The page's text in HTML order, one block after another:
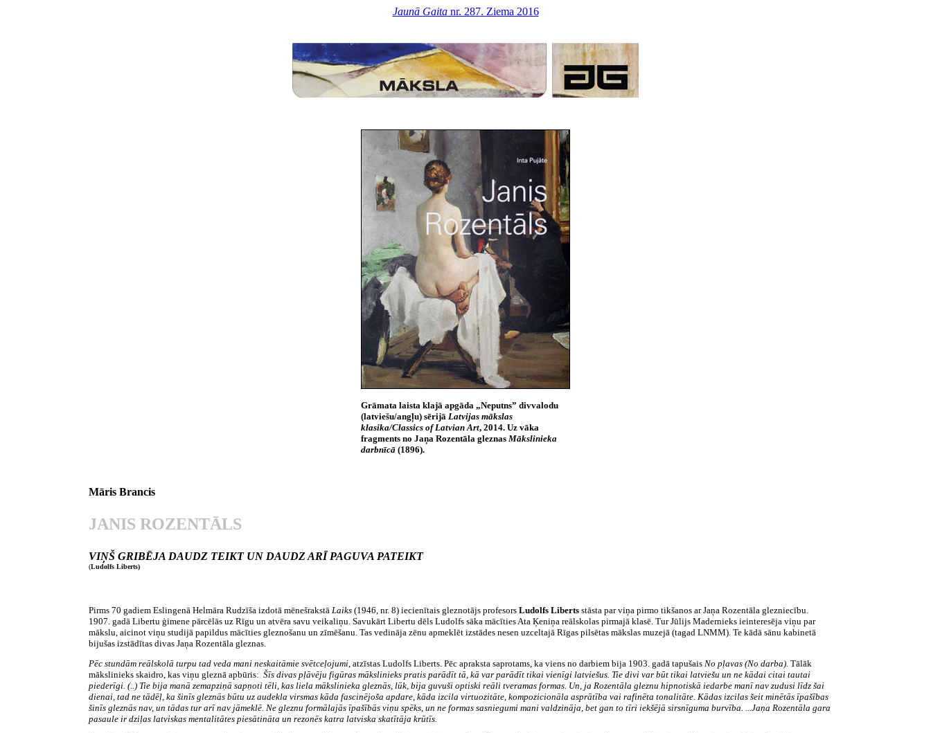
Jaunā Gaitanr. 287. Ziema 2016
Grāmata laista klajā apgāda „Neputns” divvalodu
(latviešu/angļu) sērijā Latvijas mākslas
klasika/Classics of Latvian Art, 2014. Uz vāka
fragments no Jaņa Rozentāla gleznas Mākslinieka
darbnīcā (1896).
Māris Brancis
JANIS ROZENTĀLS
VIŅŠ GRIBĒJA DAUDZ TEIKT UN DAUDZ ARĪ PAGUVA PATEIKT
(Ludolfs Liberts)
Pirms 70 gadiem Eslingenā Helmāra Rudzīša izdotā mēnešrakstā Laiks (1946, nr. 8) iecienītais gleznotājs profesors Ludolfs Liberts stāsta par viņa pirmo tikšanos ar Jaņa Rozentāla glezniecību.
1907. gadā Libertu ģimene pārcēlās uz Rīgu un atvēra savu veikaliņu. Savukārt Libertu dēls Ludolfs sāka mācīties Ata Ķeniņa reālskolas pirmajā klasē. Tur Jūlijs Madernieks ieinteresēja viņu par
mākslu, aicinot viņu studijā papildus mācīties gleznošanu un zīmēšanu. Tas vedināja zēnu apmeklēt izstādes nesen uzceltajā Rīgas pilsētas mākslas muzejā (tagad LNMM). Te kādā sānu kabinetā
bijušas izstādītas divas Jaņa Rozentāla gleznas.
Pēc stundām reālskolā turpu tad veda mani neskaitāmie svētceļojumi, atzīstas Ludolfs Liberts. Pēc apraksta saprotams, ka viens no darbiem bija 1903. gadā tapušais No pļavas (No darba). Tālāk
mākslinieks skaidro, kas viņu gleznā apbūris: Šīs divas pļāvēju figūras mākslinieks pratis parādīt tā, kā var parādīt tikai vienīgi latviešus. Tie divi var būt tikai latviešu un ne kādai citai tautai
piederīgi. (..) Tie bija manā zemapziņā sapņoti tēli, kas liela mākslinieka gleznās, lūk, bija guvuši optiski reāli tveramas formas. Un, ja Rozentāla gleznu hipnotiskā iedarbe manī nav zudusi līdz šai
dienai, tad ne tādēļ, ka šinīs gleznās būtu uz audekla virsmas kāda fascinējoša apdare, kāda izcila virtuozitāte, kompozicionāla asprātība vai rafinēta tonalitāte. Kādas izcilas šeit minētās īpašības
šinīs gleznās nav, un tādas tur arī nav jāmeklē. Ne gleznu formālajās īpašībās viņu spēks, un ne formas sasniegumi mani valdzināja, bet gan to tīri iekšējā sirsnīguma burvība. ...Jaņa Rozentāla gara
pasaule ir dziļas latviskas mentalitātes piesātināta un rezonēs katra latviska skatītāja krūtīs.